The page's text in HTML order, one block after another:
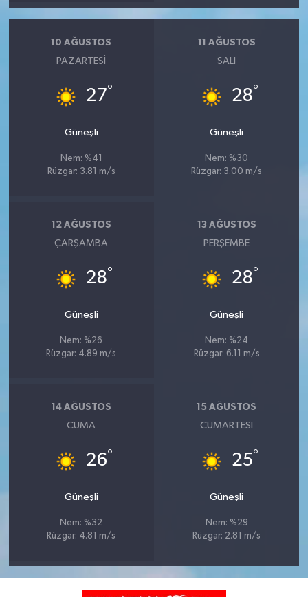
10 AĞUSTOS
PAZARTESI
27°
Güneşli
Nem: %41
Rüzgar: 3.81 m/s
11 AĞUSTOS
SALI
28°
Güneşli
Nem: %30
Rüzgar: 3.00 m/s
12 AĞUSTOS
ÇARŞAMBA
28°
Güneşli
Nem: %26
Rüzgar: 4.89 m/s
13 AĞUSTOS
PERŞEMBE
28°
Güneşli
Nem: %24
Rüzgar: 6.11 m/s
14 AĞUSTOS
CUMA
26°
Güneşli
Nem: %32
Rüzgar: 4.81 m/s
15 AĞUSTOS
CUMARTESI
25°
Güneşli
Nem: %29
Rüzgar: 2.81 m/s